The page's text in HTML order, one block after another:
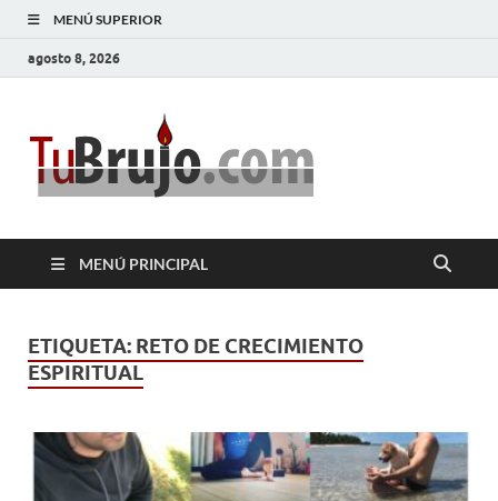
MENÚ SUPERIOR
agosto 8, 2026
MENÚ PRINCIPAL
ETIQUETA: RETO DE CRECIMIENTO
ESPIRITUAL